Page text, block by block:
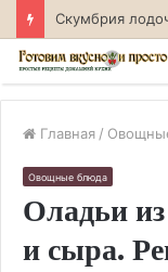
Главная /
Овощные блюда
Оладьи
и сыра.